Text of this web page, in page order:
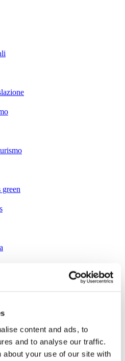
content and ads, to
and to analyse our traffic.
about your use of our site with
green